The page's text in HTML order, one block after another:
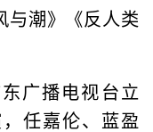
与潮》《反人类
广播电视台立
任嘉伦、蓝盈